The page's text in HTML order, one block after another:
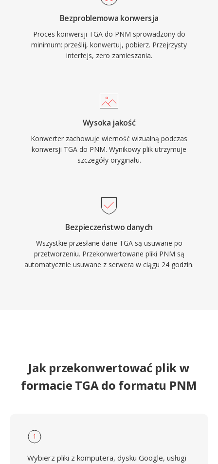
Bezproblemowa konwersja
Proces konwersji TGA do PNM sprowadzony do
minimum: prześlij, konwertuj, pobierz. Przejrzysty
interfejs, zero zamieszania.
Wysoka jakość
Konwerter zachowuje wierność wizualną podczas
konwersji TGA do PNM. Wynikowy plik utrzymuje
szczegóły oryginału.
Bezpieczeństwo danych
Wszystkie przesłane dane TGA są usuwane po
przetworzeniu. Przekonwertowane pliki PNM są
automatycznie usuwane z serwera w ciągu 24 godzin.
Jak przekonwertować plik w
formacie TGA do formatu PNM
1
Wybierz pliki z komputera, dysku Google, usługi